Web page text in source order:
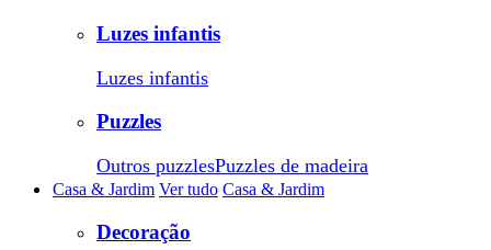
Luzes infantis
Luzes infantis
Puzzles
Outros puzzlesPuzzles de madeira
Casa & Jardim Ver tudo Casa & Jardim
Decoração